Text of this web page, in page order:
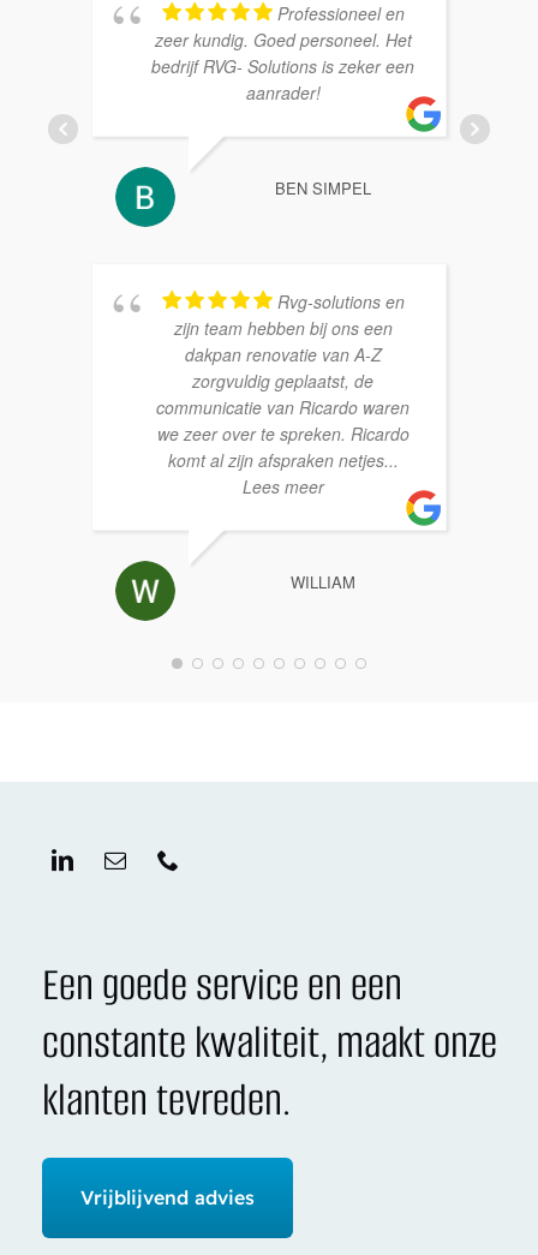
Professioneel en
zeer kundig. Goed personeel. Het
bedrijf RVG- Solutions is zeker een
aanrader!
BEN SIMPEL
Rvg-solutions en
zijn team hebben bij ons een
dakpan renovatie van A-Z
zorgvuldig geplaatst, de
communicatie van Ricardo waren
we zeer over te spreken. Ricardo
komt al zijn afspraken netjes...
Lees meer
WILLIAM
Een goede service en een
constante kwaliteit, maakt onze
klanten tevreden.
Vrijblijvend advies